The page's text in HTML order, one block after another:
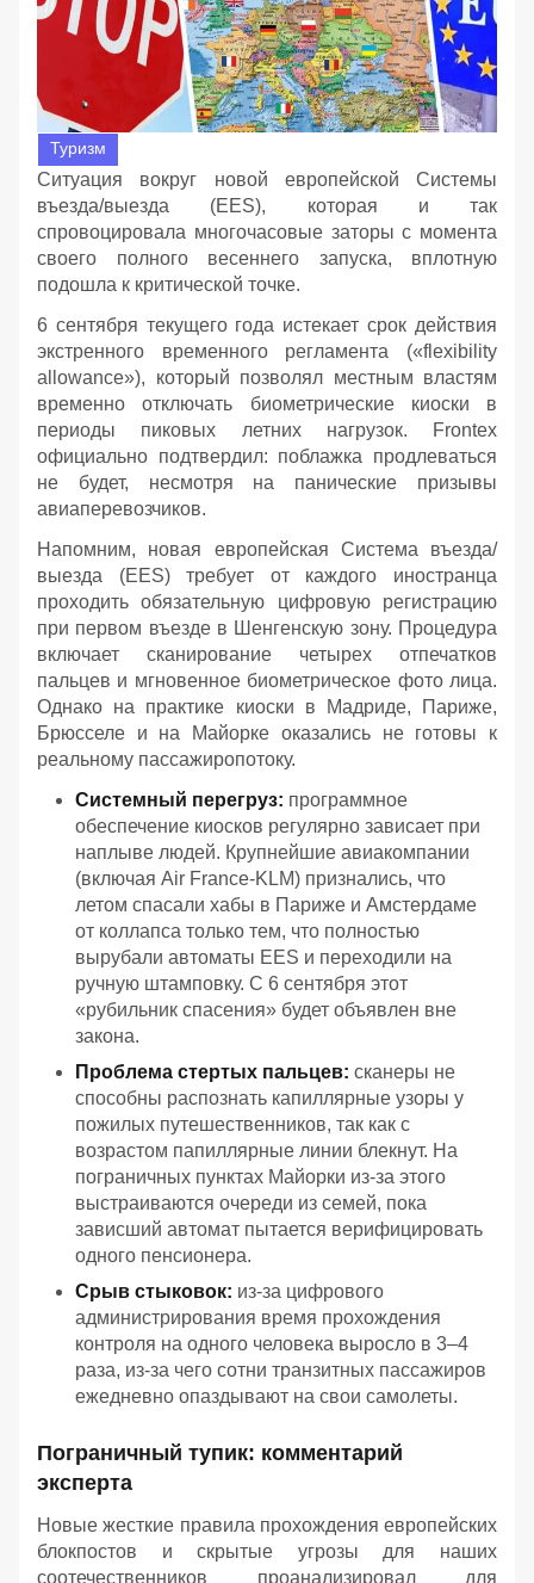
Туризм
Ситуация вокруг новой европейской Системы
въезда/выезда (EES), которая и так
спровоцировала многочасовые заторы с момента
своего полного весеннего запуска, вплотную
подошла к критической точке.
6 сентября текущего года истекает срок действия
экстренного временного регламента («flexibility
allowance»), который позволял местным властям
временно отключать биометрические киоски в
периоды пиковых летних нагрузок. Frontex
официально подтвердил: поблажка продлеваться
не будет, несмотря на панические призывы
авиаперевозчиков.
Напомним, новая европейская Система въезда/
выезда (EES) требует от каждого иностранца
проходить обязательную цифровую регистрацию
при первом въезде в Шенгенскую зону. Процедура
включает сканирование четырех отпечатков
пальцев и мгновенное биометрическое фото лица.
Однако на практике киоски в Мадриде, Париже,
Брюсселе и на Майорке оказались не готовы к
реальному пассажиропотоку.
Системный перегруз: программное
обеспечение киосков регулярно зависает при
наплыве людей. Крупнейшие авиакомпании
(включая Air France-KLM) признались, что
летом спасали хабы в Париже и Амстердаме
от коллапса только тем, что полностью
вырубали автоматы EES и переходили на
ручную штамповку. С 6 сентября этот
«рубильник спасения» будет объявлен вне
закона.
Проблема стертых пальцев: сканеры не
способны распознать капиллярные узоры у
пожилых путешественников, так как с
возрастом папиллярные линии блекнут. На
пограничных пунктах Майорки из-за этого
выстраиваются очереди из семей, пока
зависший автомат пытается верифицировать
одного пенсионера.
Срыв стыковок: из-за цифрового
администрирования время прохождения
контроля на одного человека выросло в 3–4
раза, из-за чего сотни транзитных пассажиров
ежедневно опаздывают на свои самолеты.
Пограничный тупик: комментарий
эксперта
Новые жесткие правила прохождения европейских
блокпостов и скрытые угрозы для наших
соотечественников проанализировал для